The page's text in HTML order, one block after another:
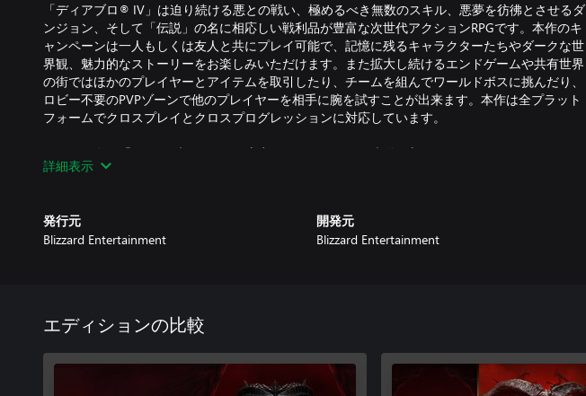
「ディアブロ® IV」は迫り続ける悪との戦い、極めるべき無数のスキル、悪夢を彷彿とさせるダ
ンジョン、そして「伝説」の名に相応しい戦利品が豊富な次世代アクションRPGです。本作のキ
ャンペーンは一人もしくは友人と共にプレイ可能で、記憶に残るキャラクターたちやダークな世
界観、魅力的なストーリーをお楽しみいただけます。また拡大し続けるエンドゲームや共有世界
の街ではほかのプレイヤーとアイテムを取引したり、チームを組んでワールドボスに挑んだり、
ロビー不要のPVPゾーンで他のプレイヤーを相手に腕を試すことが出来ます。本作は全プラット
フォームでクロスプレイとクロスプログレッションに対応しています。
これらは全て「ディアブロ® IV」の序章にすぎません。発売後も新たなイベントやストーリー、
シーズン、報酬、その他のリリースが予定されていますので、乞うご期待ください。
*個別にダウンロードが必要です。「Diablo® III」および「World of Warcraft®」は個別に購入/ダ
ウンロードが必要です。
***バトルパス解放が適用されるのは「ディアブロ® IV」のシーズンバトルパス1つのみです。
Battle.netアカウントおよびインターネット接続が必要です。
詳細はDiablo.comをご覧ください。
詳細表示
発行元
Blizzard Entertainment
開発元
Blizzard Entertainment
エディションの比較